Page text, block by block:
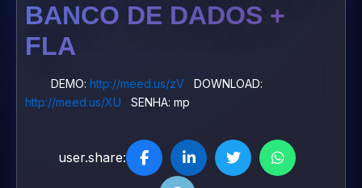
BANCO DE DADOS +
FLA
DEMO: http://meed.us/zV DOWNLOAD:
http://meed.us/XU SENHA: mp
user.share: